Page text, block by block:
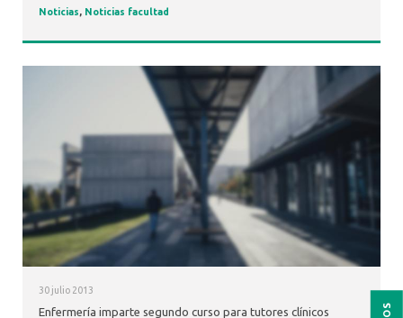
Noticias, Noticias facultad
30 julio 2013
Enfermería imparte segundo curso para tutores clínicos